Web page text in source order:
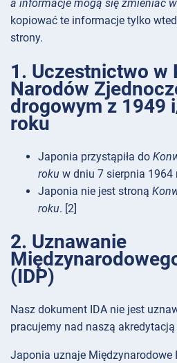
a informacje mogą się zmieniać
kopiować te informacje tylko
strony.
1. Uczestnictwo w
Narodów
drogowym z 1949
roku
Japonia przystąpiła do
roku w dniu 7 sierpnia 1964
Japonia nie jest stroną
roku. [2]
2. Uznawanie
(IDP)
Nasz dokument IDA nie jest
pracujemy nad naszą
Japonia uznaje Międzynarodowe